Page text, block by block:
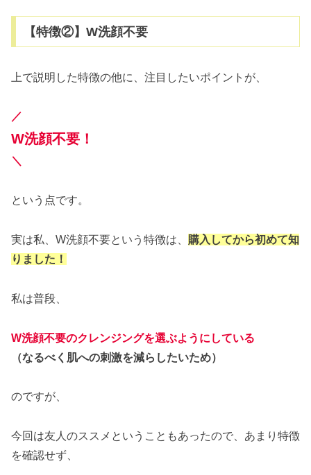
【特徴②】W洗顔不要
上で説明した特徴の他に、注目したいポイントが、
／
W洗顔不要！
＼
という点です。
実は私、W洗顔不要という特徴は、 購入してから初めて知
りました！
私は普段、
W洗顔不要のクレンジングを選ぶようにしている
（なるべく肌への刺激を減らしたいため）
のですが、
今回は友人のススメということもあったので、あまり特徴
を確認せず、